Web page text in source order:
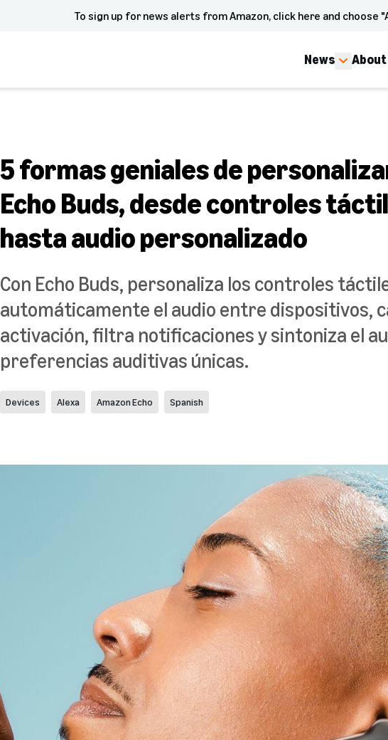
To sign up for news alerts from Amazon, click here and choose
News About
5 formas geniales de
Echo Buds, desde controles
hasta audio personalizado
Con Echo Buds, personaliza los controles
automáticamente el audio entre dispositivos,
activación, filtra notificaciones y sintoniza el
preferencias auditivas únicas.
Devices Alexa Amazon Echo Spanish